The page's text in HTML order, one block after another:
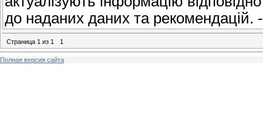
до наданих даних та рекомендацій.
Страница 1 из 1 1
Полная версия сайта